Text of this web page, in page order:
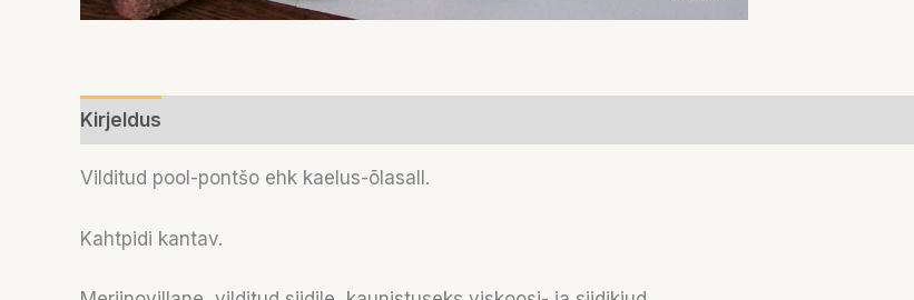
Kirjeldus
Vilditud pool-pontšo ehk kaelus-õlasall.
Kahtpidi kantav.